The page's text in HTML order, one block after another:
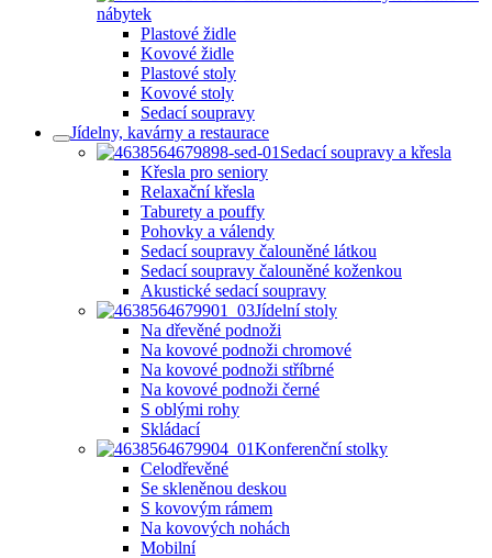
nábytek
Plastové židle
Kovové židle
Plastové stoly
Kovové stoly
Sedací soupravy
Jídelny, kavárny a restaurace
Sedací soupravy a křesla
Křesla pro seniory
Relaxační křesla
Taburety a pouffy
Pohovky a válendy
Sedací soupravy čalouněné látkou
Sedací soupravy čalouněné koženkou
Akustické sedací soupravy
Jídelní stoly
Na dřevěné podnoži
Na kovové podnoži chromové
Na kovové podnoži stříbrné
Na kovové podnoži černé
S oblými rohy
Skládací
Konferenční stolky
Celodřevěné
Se skleněnou deskou
S kovovým rámem
Na kovových nohách
Mobilní